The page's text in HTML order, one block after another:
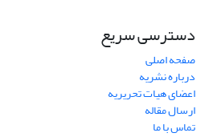
دسترسی سریع
صفحه اصلی
درباره نشریه
اعضای هیات تحریریه
ارسال مقاله
تماس با ما